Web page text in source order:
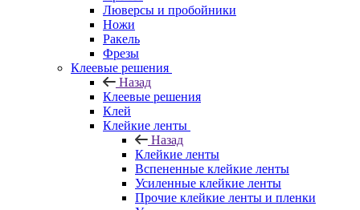
Люверсы и пробойники
Ножи
Ракель
Фрезы
Клеевые решения
Назад
Клеевые решения
Клей
Клейкие ленты
Назад
Клейкие ленты
Вспененные клейкие ленты
Усиленные клейкие ленты
Прочие клейкие ленты и пленки